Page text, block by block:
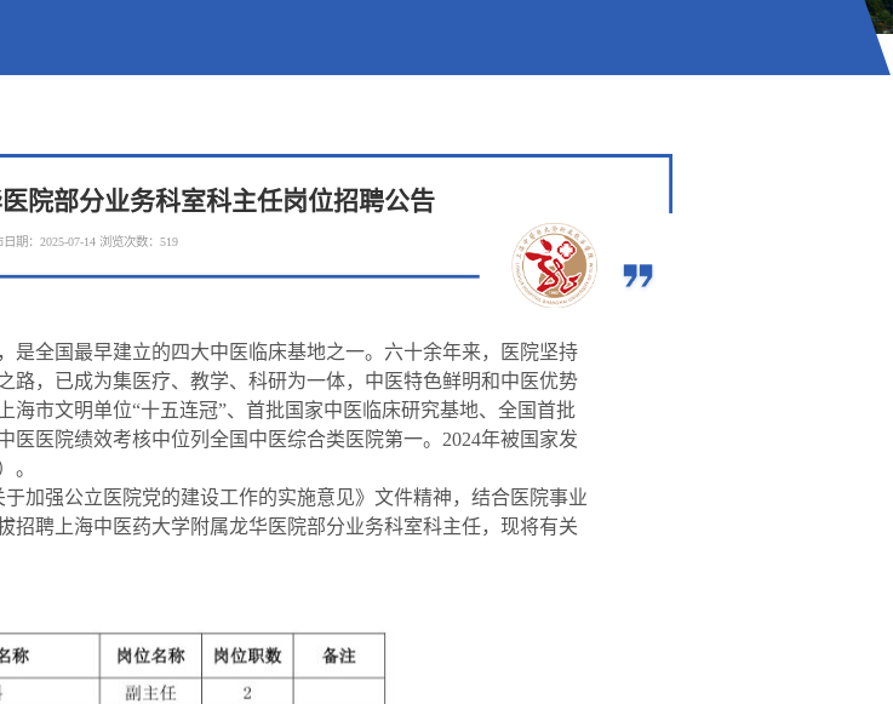
院部分业务科室科主任岗位招聘公告
日期：2025-07-14 浏览次数： 519
是全国最早建立的四大中医临床基地之一。六十余年来，医院坚持
路，已成为集医疗、教学、科研为一体，中医特色鲜明和中医优势
海市文明单位“十五连冠”、首批国家中医临床研究基地、全国首批
医医院绩效考核中位列全国中医综合类医院第一。 2024年被国家发
。
加强公立医院党的建设工作的实施意见》文件精神，结合医院事业
招聘上海中医药大学附属龙华医院部分业务科室科主任，现将有关